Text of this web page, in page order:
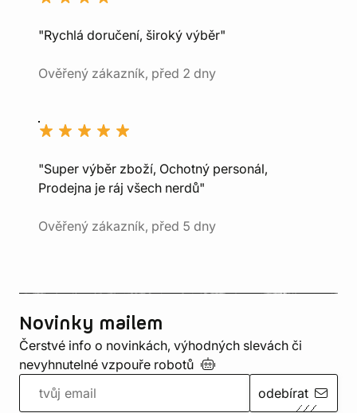
"Rychlá doručení, široký výběr"
Ověřený zákazník, před 2 dny
"Super výběr zboží, Ochotný personál,
Prodejna je ráj všech nerdů"
Ověřený zákazník, před 5 dny
Novinky mailem
Čerstvé info o novinkách, výhodných slevách či
nevyhnutelné vzpouře robotů
odebírat